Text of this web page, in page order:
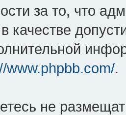
за то, что
качестве
www.phpbb.com/.
не